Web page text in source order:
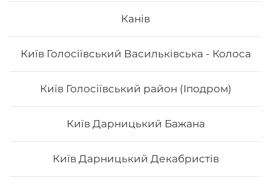
Канів
Київ Голосіївський Васильківська - Колоса
Київ Голосіївський район (Іподром)
Київ Дарницький Бажана
Київ Дарницький Декабристів
тунцем, футо асорті, футо з лососем
Хочу